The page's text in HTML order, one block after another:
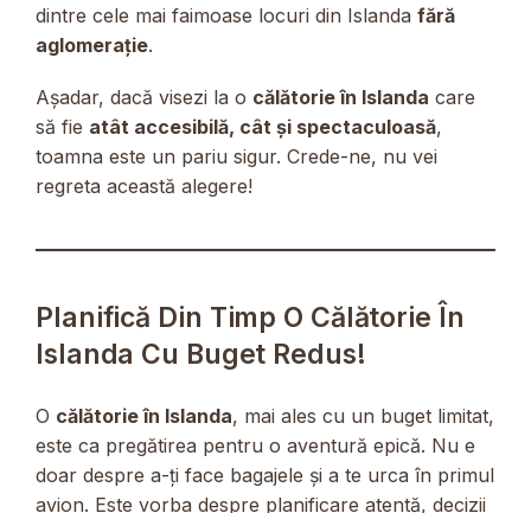
dintre cele mai faimoase locuri din Islanda fără
aglomerație.
Așadar, dacă visezi la o călătorie în Islanda care
să fie atât accesibilă, cât și spectaculoasă,
toamna este un pariu sigur. Crede-ne, nu vei
regreta această alegere!
Planifică Din Timp O Călătorie În
Islanda Cu Buget Redus!
O călătorie în Islanda, mai ales cu un buget limitat,
este ca pregătirea pentru o aventură epică. Nu e
doar despre a-ți face bagajele și a te urca în primul
avion. Este vorba despre planificare atentă, decizii